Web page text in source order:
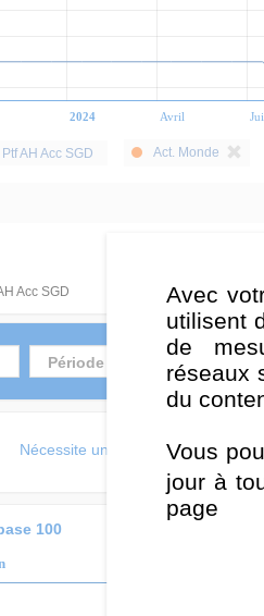
2024 Avril
AH Acc SGD Act. Monde
Acc SGD
Nécessite une licence Pro+
100
Avec
utilisent
de
réseaux
du
Vous
jour à
page